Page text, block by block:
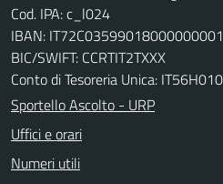
Cod. IPA: c_l024
IBAN:
BIC/SWIFT: CCRTIT2TXXX
Conto di Tesoreria Unica:
Sportello Ascolto - URP
Uffici e orari
Numeri utili